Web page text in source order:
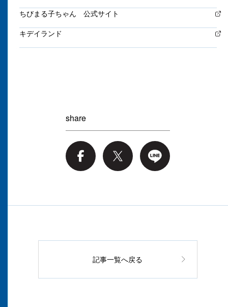
ちびまる子ちゃん 公式サイト
キデイランド
share
記事一覧へ戻る